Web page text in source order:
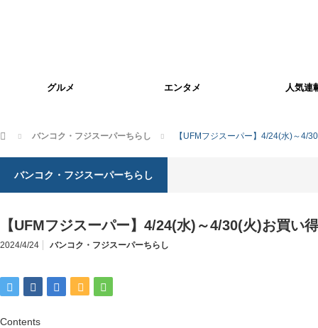
グルメ エンタメ 人気連
ホーム バンコク・フジスーパーちらし 【UFMフジスーパー】4/24(水)～4/
バンコク・フジスーパーちらし
【UFMフジスーパー】4/24(水)～4/30(火)お買い
2024/4/24 バンコク・フジスーパーちらし
Contents